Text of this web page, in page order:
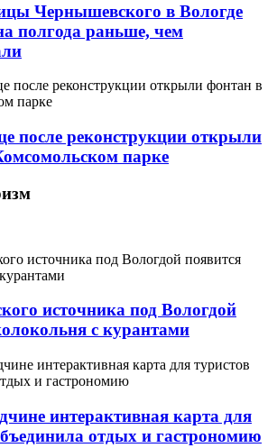
Чернышевского в Вологде
полгода раньше, чем
после реконструкции открыли
парке
источника под Вологдой
с курантами
интерактивная карта для
отдых и гастрономию